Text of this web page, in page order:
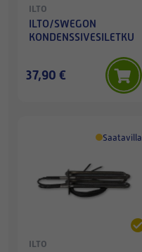
ILTO
ILTO/SWEGON
KONDENSSIVESILETKU
37,90 €
Saatavilla
ILTO